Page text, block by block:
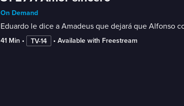
On Demand
Eduardo le dice a Amadeus que dejará que Alfonso
41 Min • TV-14 • Available with Freestream